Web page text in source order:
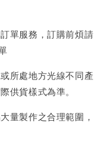
單服務，訂購前煩請
所處地方光線不同產
供貨樣式為準。
量製作之合理範圍，